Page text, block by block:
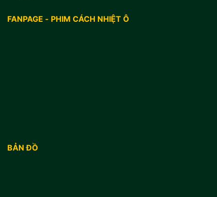
FANPAGE - PHIM CÁCH NHIỆT Ô
BẢN ĐỒ